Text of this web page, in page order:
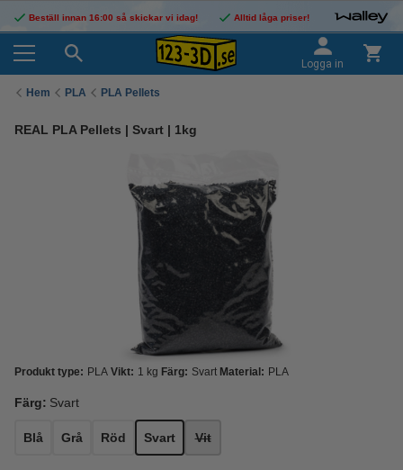
Beställ innan 16:00 så skickar vi idag! Alltid låga priser!
Logga in
Hem PLA PLA Pellets
REAL PLA Pellets | Svart | 1kg
Produkt type: PLA Vikt: 1 kg Färg: Svart Material: PLA
Färg: Svart
Blå Grå Röd Svart Vit